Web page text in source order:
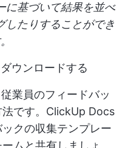
に基づいて結果を並べ
したりすることができ
ウンロードする
業員のフィードバッ
です。ClickUp Docs
クの収集テンプレー
ムと共有しましょ